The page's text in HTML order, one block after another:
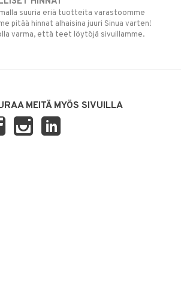
suuria eriä tuotteita varastoomme
pitää hinnat alhaisina juuri Sinua varten!
varma, että teet löytöjä sivuillamme.
MEITÄ MYÖS SIVUILLA